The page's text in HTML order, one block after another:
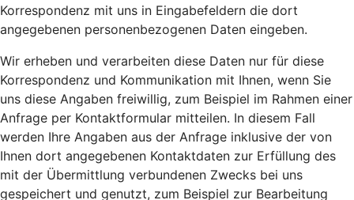
Korrespondenz mit uns in Eingabefeldern die dort
angegebenen personenbezogenen Daten eingeben.
Wir erheben und verarbeiten diese Daten nur für diese
Korrespondenz und Kommunikation mit Ihnen, wenn Sie
uns diese Angaben freiwillig, zum Beispiel im Rahmen einer
Anfrage per Kontaktformular mitteilen. In diesem Fall
werden Ihre Angaben aus der Anfrage inklusive der von
Ihnen dort angegebenen Kontaktdaten zur Erfüllung des
mit der Übermittlung verbundenen Zwecks bei uns
gespeichert und genutzt, zum Beispiel zur Bearbeitung